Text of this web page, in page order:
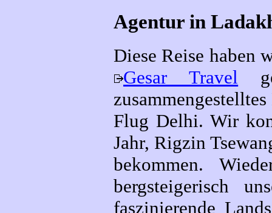
Agentur in
Diese Reise haben
Gesar Travel
Flug Delhi. Wir
Jahr, Rigzin
bekommen.
bergsteigerisch
faszinierende